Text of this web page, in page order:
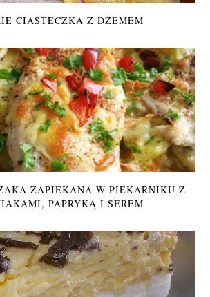
CIASTECZKA Z DŻEMEM
ZAPIEKANA W PIEKARNIKU Z
PAPRYKĄ I SEREM